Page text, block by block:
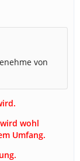
von
wohl
Umfang.